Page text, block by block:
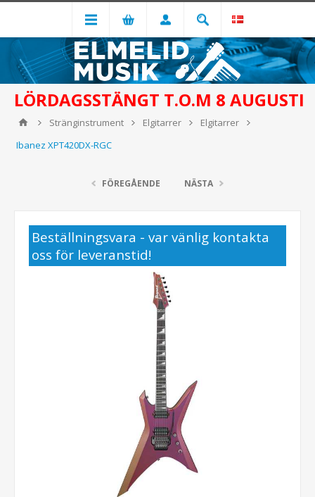
LÖRDAGSSTÄNGT T.O.M 8 AUGUSTI
Stränginstrument Elgitarrer
Elgitarrer
Ibanez XPT420DX-RGC
FÖREGÅENDE NÄSTA
Beställningsvara - var vänlig kontakta
oss för leveranstid!